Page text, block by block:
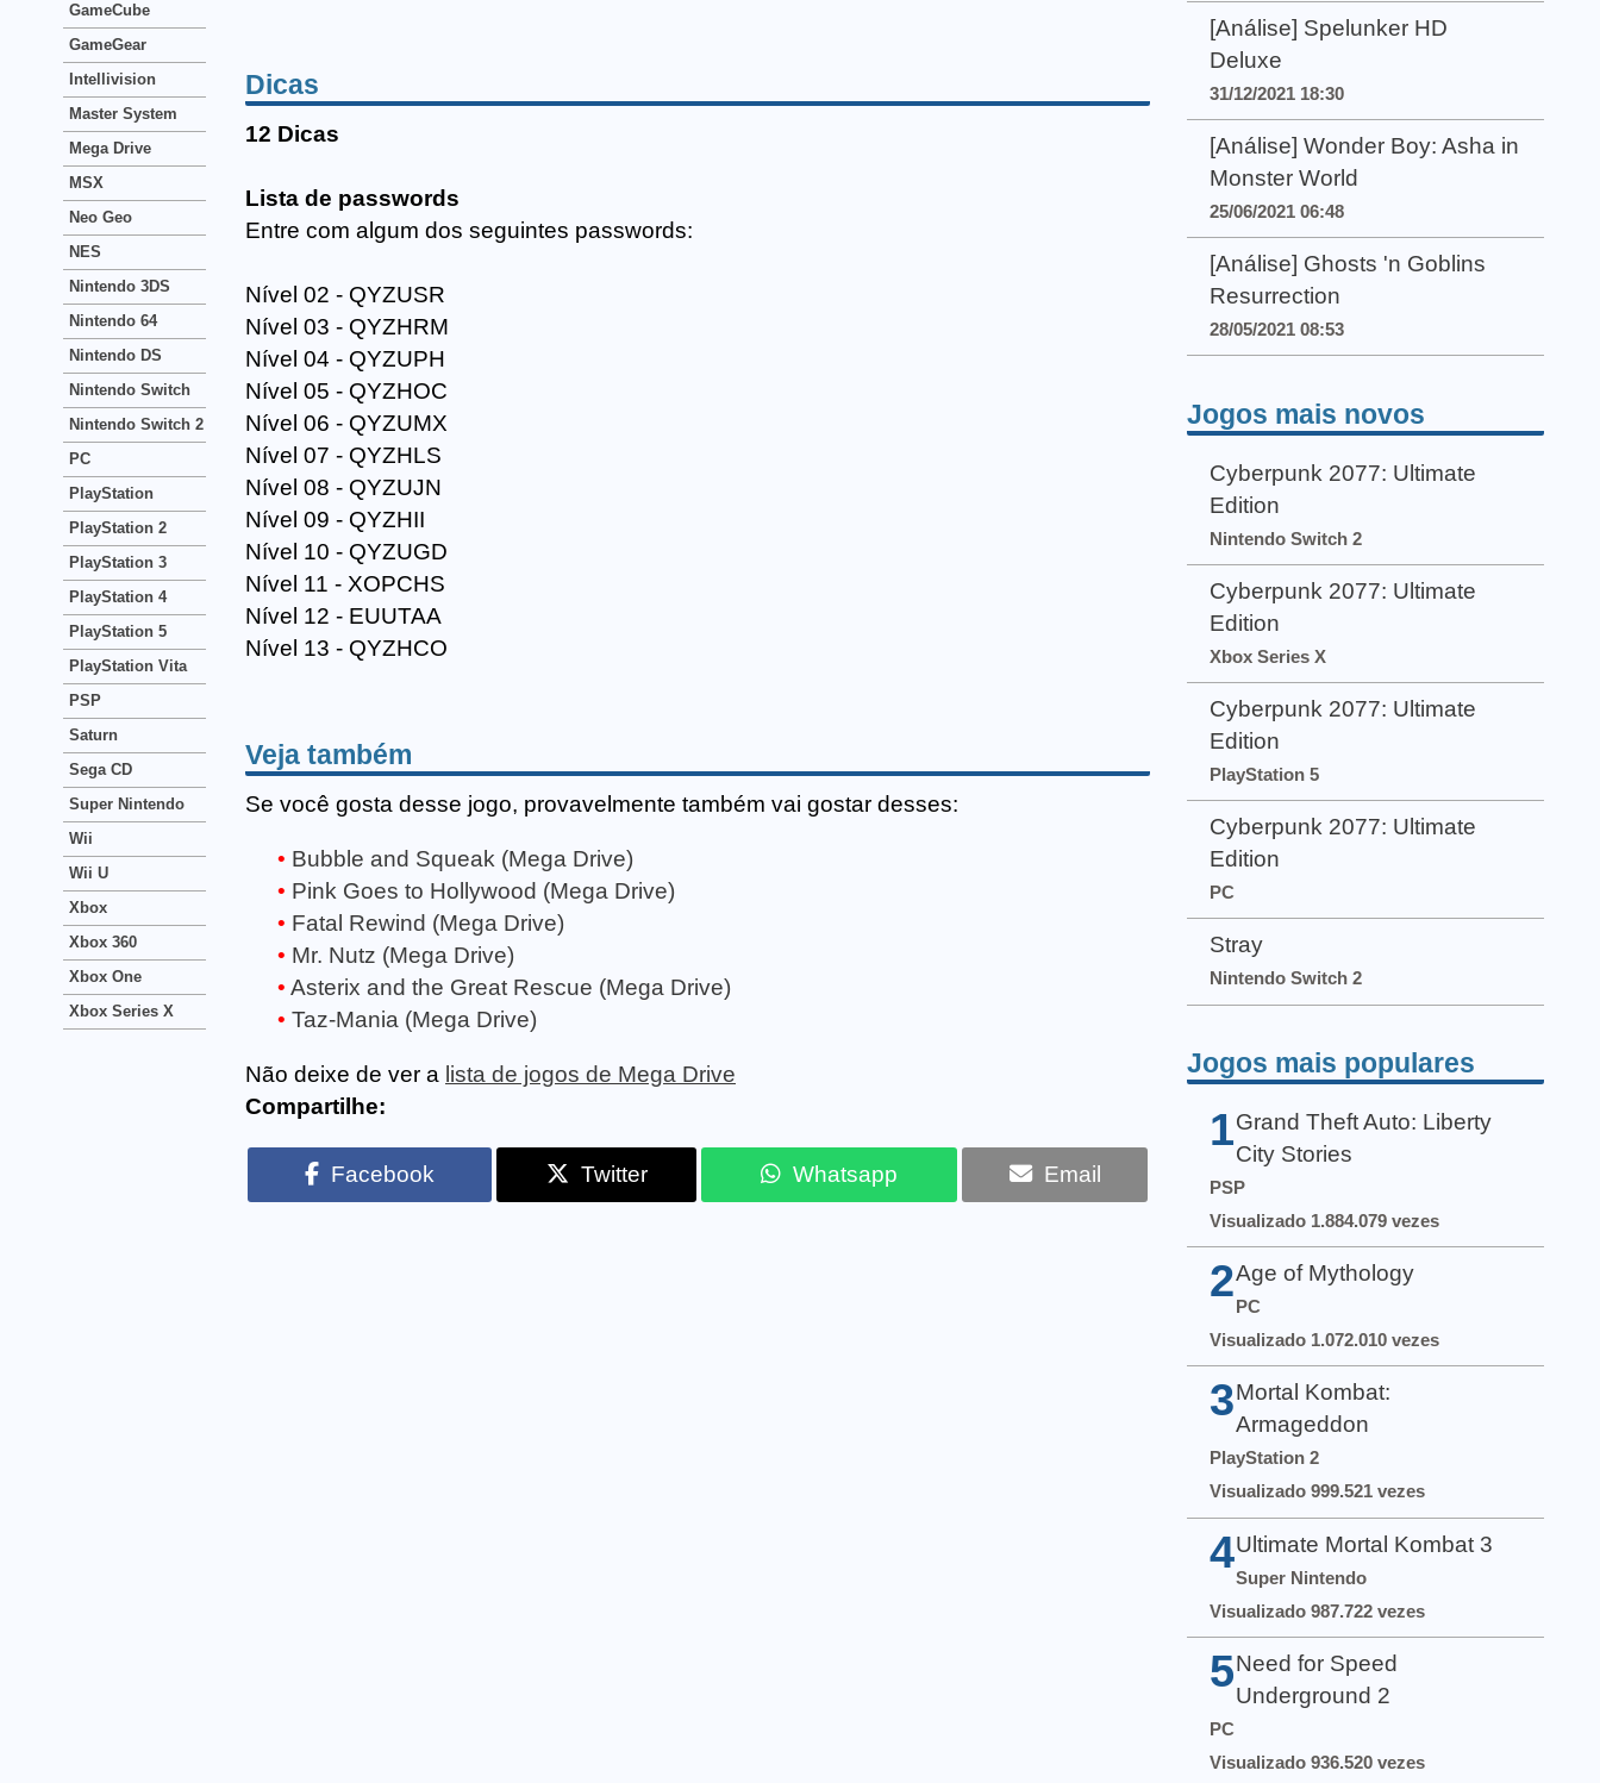
Dicas
12 Dicas
Lista de passwords
Entre com algum dos seguintes passwords:
Nível 02 - QYZUSR
Nível 03 - QYZHRM
Nível 04 - QYZUPH
Nível 05 - QYZHOC
Nível 06 - QYZUMX
Nível 07 - QYZHLS
Nível 08 - QYZUJN
Nível 09 - QYZHII
Nível 10 - QYZUGD
Nível 11 - XOPCHS
Nível 12 - EUUTAA
Nível 13 - QYZHCO
Veja também
Se você gosta desse jogo, provavelmente também vai gostar desses:
Bubble and Squeak (Mega Drive)
Pink Goes to Hollywood (Mega Drive)
Fatal Rewind (Mega Drive)
Mr. Nutz (Mega Drive)
Asterix and the Great Rescue (Mega Drive)
Taz-Mania (Mega Drive)
Não deixe de ver a lista de jogos de Mega Drive
Compartilhe:
Facebook Twitter Whatsapp Email
GameCube
GameGear
Intellivision
Master System
Mega Drive
MSX
Neo Geo
NES
Nintendo 3DS
Nintendo 64
Nintendo DS
Nintendo Switch
Nintendo Switch 2
PC
PlayStation
PlayStation 2
PlayStation 3
PlayStation 4
PlayStation 5
PlayStation Vita
PSP
Saturn
Sega CD
Super Nintendo
Wii
Wii U
Xbox
Xbox 360
Xbox One
Xbox Series X
[Análise] Spelunker HD
Deluxe
31/12/2021 18:30
[Análise] Wonder Boy: Asha in
Monster World
25/06/2021 06:48
[Análise] Ghosts 'n Goblins
Resurrection
28/05/2021 08:53
Jogos mais novos
Cyberpunk 2077: Ultimate
Edition
Nintendo Switch 2
Cyberpunk 2077: Ultimate
Edition
Xbox Series X
Cyberpunk 2077: Ultimate
Edition
PlayStation 5
Cyberpunk 2077: Ultimate
Edition
PC
Stray
Nintendo Switch 2
Jogos mais populares
1 Grand Theft Auto: Liberty
City Stories
PSP
Visualizado 1.884.079 vezes
2Age of Mythology
PC
Visualizado 1.072.010 vezes
3 Mortal Kombat:
Armageddon
PlayStation 2
Visualizado 999.521 vezes
4 Ultimate Mortal Kombat 3
Super Nintendo
Visualizado 987.722 vezes
5 Need for Speed
Underground 2
PC
Visualizado 936.520 vezes